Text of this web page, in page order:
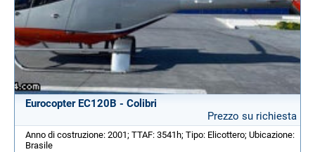
Eurocopter EC120B - Colibri
Prezzo su richiesta
Anno di costruzione: 2001; TTAF: 3541h; Tipo: Elicottero; Ubicazione:
Brasile